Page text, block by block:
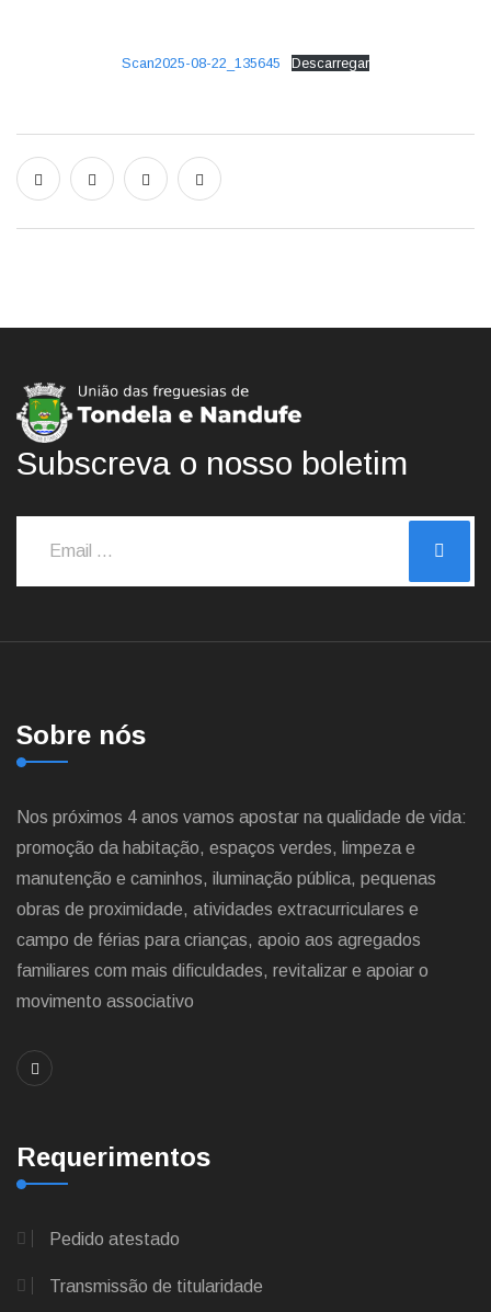
Scan2025-08-22_135645 Descarregar
Subscreva o nosso boletim
Sobre nós
Nos próximos 4 anos vamos apostar na qualidade de vida:
promoção da habitação, espaços verdes, limpeza e
manutenção e caminhos, iluminação pública, pequenas
obras de proximidade, atividades extracurriculares e
campo de férias para crianças, apoio aos agregados
familiares com mais dificuldades, revitalizar e apoiar o
movimento associativo
Requerimentos
Pedido atestado
Transmissão de titularidade